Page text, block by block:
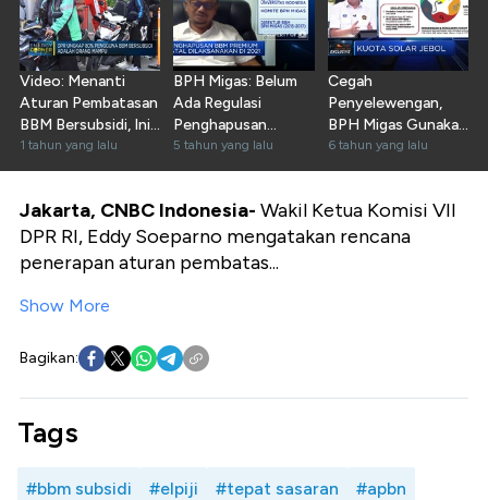
Video: Menanti
Aturan Pembatasan
BBM Bersubsidi, Ini
Persiapannya
1 tahun yang lalu
BPH Migas: Belum
Ada Regulasi
Penghapusan
Premium di 2021
5 tahun yang lalu
Cegah
Penyelewengan,
BPH Migas Gunakan
IT di Nozzel
6 tahun yang lalu
Jakarta, CNBC Indonesia- Wakil Ketua Komisi VII
DPR RI, Eddy Soeparno mengatakan rencana
penerapan aturan pembatas...
Show More
Bagikan:
Tags
#bbm subsidi #elpiji #tepat sasaran #apbn